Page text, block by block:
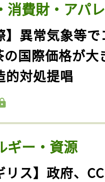
消費財・アパ
】異常気象等
の国際価格が大
的対処提唱
ギー・資源
リス】政府、